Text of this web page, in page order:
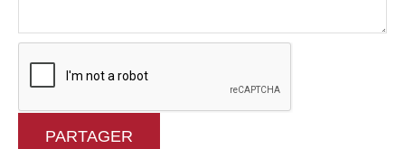
PARTAGER